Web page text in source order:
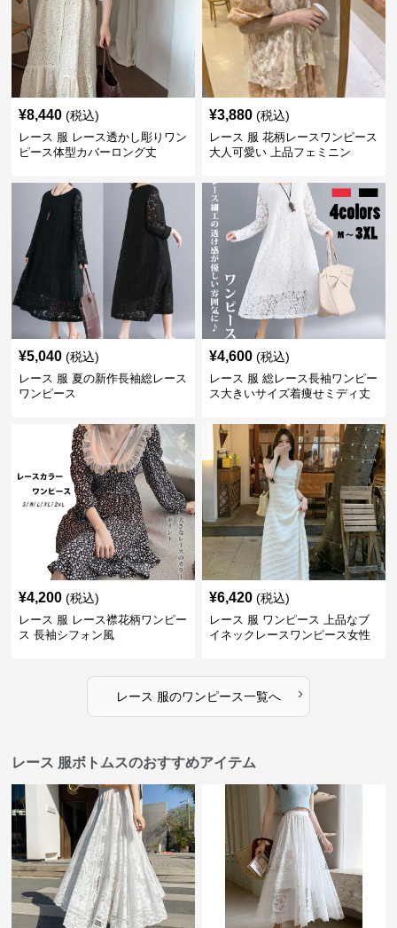
¥8,440 (税込)
レース 服 レース透かし彫りワン
ピース体型カバーロング丈
¥3,880 (税込)
レース 服 花柄レースワンピース
大人可愛い 上品フェミニン
¥5,040 (税込)
レース 服 夏の新作長袖総レース
ワンピース
¥4,600 (税込)
レース 服 総レース長袖ワンピー
ス大きいサイズ着痩せミディ丈
¥4,200 (税込)
レース 服 レース襟花柄ワンピー
ス 長袖シフォン風
¥6,420 (税込)
レース 服 ワンピース 上品なブ
イネックレースワンピース女性
レース 服のワンピース一覧へ ›
レース 服ボトムスのおすすめアイテム